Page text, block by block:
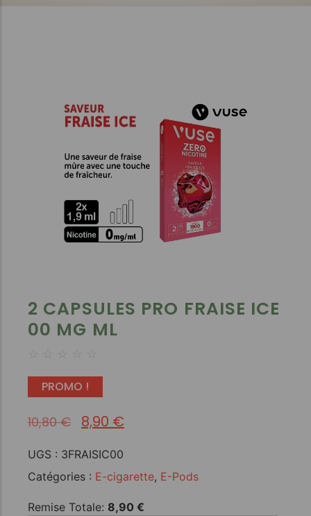
2 CAPSULES PRO FRAISE ICE
00 MG ML
☆ ☆ ☆ ☆ ☆
PROMO !
10,80€ 8,90 €
UGS : 3FRAISIC00
Catégories : E-cigarette, E-Pods
Remise Totale: 8,90 €